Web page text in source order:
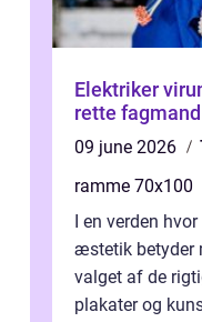
Elektriker virum sådan vælger du
rette
09 june 2026
ramme 70x100
I en verden
æstetik betyder
valget af de
plakater og